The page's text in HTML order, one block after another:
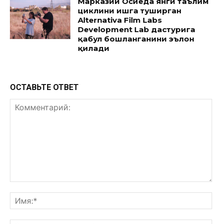
циклини ишга туширган
Alternativa Film Labs
Development Lab дастурига
қабул бошланганини эълон
қилади
ОСТАВЬТЕ ОТВЕТ